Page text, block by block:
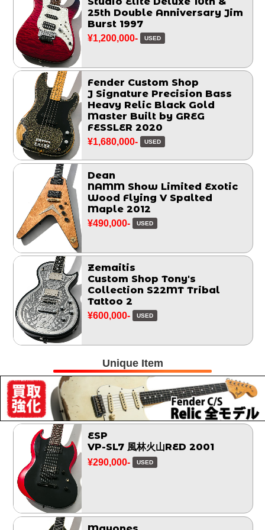
25th Double Anniversary Jim
Burst 1997
¥1,200,000- USED
Fender Custom Shop
J Signature Precision Bass
Heavy Relic Black Gold
Master Built by GREG
FESSLER 2020
¥1,680,000- USED
Dean
NAMM Show Limited Exotic
Wood Flying V Spalted
Maple 2012
¥490,000- USED
Zemaitis
Custom Shop Tony's
Collection S22MT Tribal
Tattoo 2
¥600,000- USED
Unique Item
ESP
VP-SL7 風林火山RED 2001
¥290,000- USED